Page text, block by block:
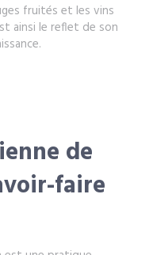
fruités et les vins
ainsi le reflet de son
de
faire